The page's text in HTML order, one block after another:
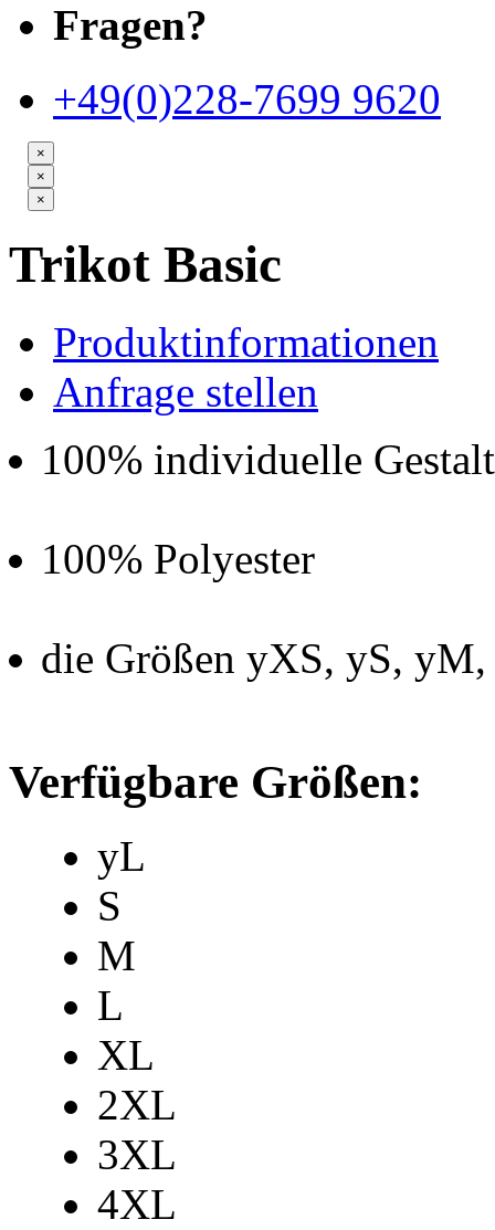
Fragen?
+49(0)228-7699 9620
×
×
×
Trikot Basic
Produktinformationen
Anfrage stellen
100% individuelle
100% Polyester
die Größen yXS, yS,
Verfügbare Größen:
yL
S
M
L
XL
2XL
3XL
4XL